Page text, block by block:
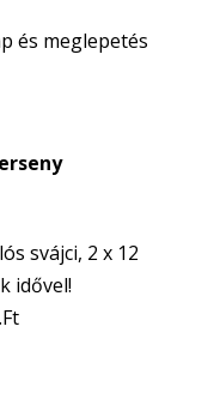
és meglepetés
svájci, 2 x 12
idővel!